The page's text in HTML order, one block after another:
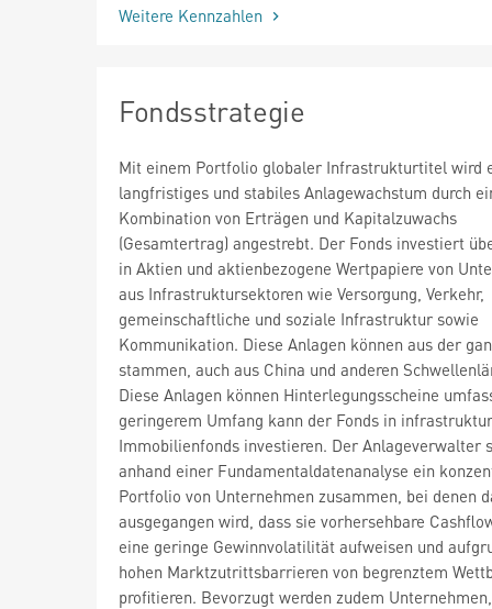
Weitere Kennzahlen
Fondsstrategie
Mit einem Portfolio globaler Infrastrukturtitel wird
langfristiges und stabiles Anlagewachstum durch
Kombination von Erträgen und Kapitalzuwachs
(Gesamtertrag) angestrebt. Der Fonds investiert
in Aktien und aktienbezogene Wertpapiere von
aus Infrastruktursektoren wie Versorgung, Verkehr,
gemeinschaftliche und soziale Infrastruktur sowie
Kommunikation. Diese Anlagen können aus der
stammen, auch aus China und anderen
Diese Anlagen können Hinterlegungsscheine
geringerem Umfang kann der Fonds in
Immobilienfonds investieren. Der Anlageverwalter
anhand einer Fundamentaldatenanalyse ein
Portfolio von Unternehmen zusammen, bei denen
ausgegangen wird, dass sie vorhersehbare
eine geringe Gewinnvolatilität aufweisen und
hohen Marktzutrittsbarrieren von begrenztem
profitieren. Bevorzugt werden zudem